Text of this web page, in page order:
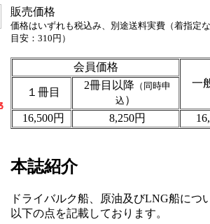
販売価格
価格はいずれも税込み、別途送料実費 （着指定
目安：310円）
会員価格
一
１冊目
2冊目以降 （同時申
込 ）
16,500円
8,250円
本誌紹介
ドライバルク船、原油及びLNG船につ
以下の点を記載しております。